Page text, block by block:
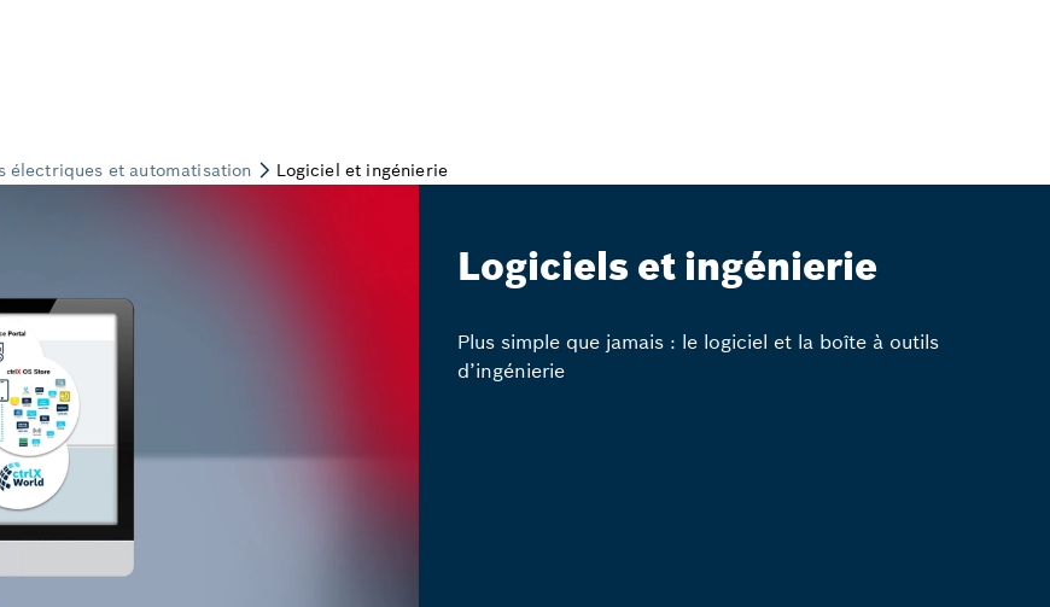
Logiciels et ingénierie
Plus simple que jamais : le logiciel et la boîte à outils
d’ingénierie